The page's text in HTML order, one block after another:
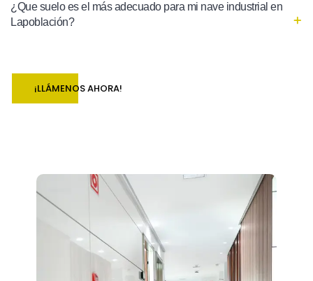
¿Que suelo es el más adecuado para mi nave industrial en
Lapoblación?
¡LLÁMENOS AHORA!